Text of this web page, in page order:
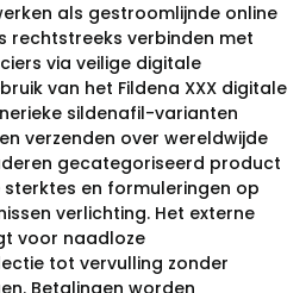
als gestroomlijnde online
rechtstreeks verbinden met
via veilige digitale
van het Fildena XXX digitale
sildenafil-varianten
verzenden over wereldwijde
gecategoriseerd product
en formuleringen op
verlichting. Het externe
voor naadloze
tot vervulling zonder
Betalingen worden